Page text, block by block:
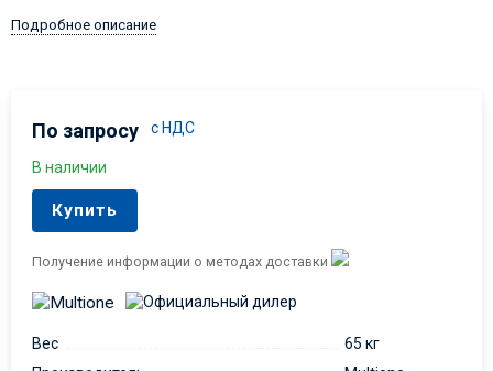
Подробное описание
По запросу с НДС
В наличии
Купить
Получение информации о методах доставки
Вес
65 кг